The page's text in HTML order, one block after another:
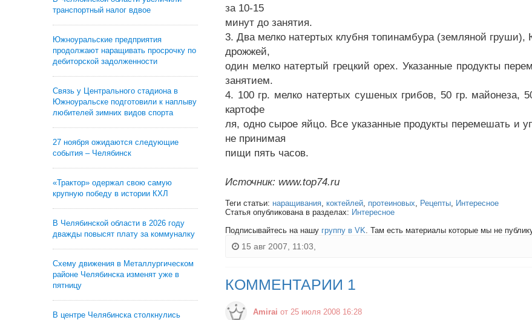
транспортный налог вдвое
Южноуральские предприятия
продолжают наращивать просрочку по
дебиторской задолженности
Связь у Центрального стадиона в
Южноуральске подготовили к наплыву
любителей зимних видов спорта
27 ноября ожидаются следующие
события – Челябинск
«Трактор» одержал свою самую
крупную победу в истории КХЛ
В Челябинской области в 2026 году
дважды повысят плату за коммуналку
Схему движения в Металлургическом
районе Челябинска изменят уже в
пятницу
В центре Челябинска столкнулись
за 10-15
минут до занятия.
3. Два мелко натертых клубня топинамбура (земляной
дрожжей,
один мелко натертый грецкий орех. Указанные продукты
занятием.
4. 100 гр. мелко натертых сушеных грибов, 50 гр. майонеза,
картофе
ля, одно сырое яйцо. Все указанные продукты перемешать и
не принимая
пищи пять часов.
Источник: www.top74.ru
Теги статьи: наращивания, коктейлей, протеиновых, Рецепты, Интересное
Статья опубликована в разделах: Интересное
Подписывайтесь на нашу группу в VK. Там есть материалы которые мы не
15 авг 2007, 11:03,
КОММЕНТАРИИ 1
Amirai от 25 июля 2008 16:28